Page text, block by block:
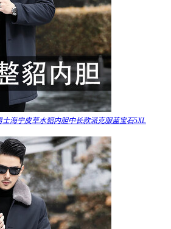
士海宁皮草水貂内胆中长款派克服蓝宝石5XL